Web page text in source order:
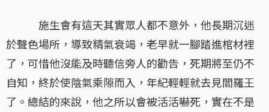
施生會有這天其實眾人都不意外，他長期沉迷
於聲色場所，導致精氣衰竭，老早就一腳踏進棺材裡
了，可惜他沒能及時聽信旁人的勸告，死期將至仍不
自知，終於使陰氣乘隙而入，年紀輕輕就去見閻羅王
了。總結的來說，他之所以會被活活嚇死，實在不是